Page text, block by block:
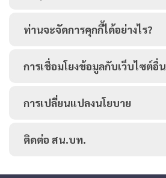
ท่านจะจัดการคุกกี้ได้อย่างไร?
การเชื่อมโยงข้อมูลกับเว็บไซต์อื่น
การเปลี่ยนแปลงนโยบาย
ติดต่อ สน.บท.